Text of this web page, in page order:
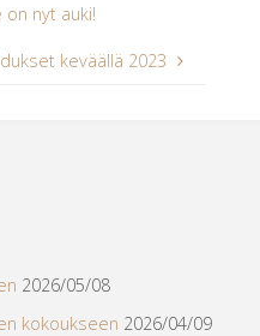
nyt auki!
keväällä 2023
2026/05/08
kokoukseen 2026/04/09